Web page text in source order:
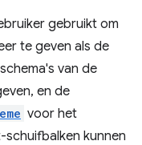
gebruikt om
te geven als de
van de
en de
voor het
schuifbalken kunnen